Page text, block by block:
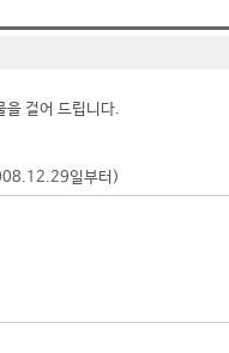
을 걸어 드립니다.
일부터)